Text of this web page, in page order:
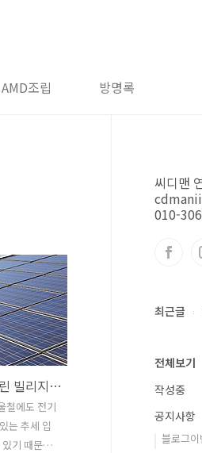
AMD조립 방명록
태양광을 이용하는 그린 빌리지 앞으로의 미래 주택을 살펴보다
철에도 전기
는 추세 입
기 때문에
씨디맨
010-
최근글
전체보기
작성중
공지사항
블로그이